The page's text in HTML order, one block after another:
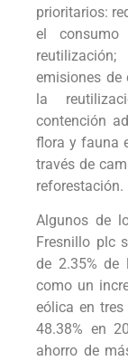
prioritarios:
el
emisiones de
la
contención
flora y fauna
través de
reforestación.
Algunos de
Fresnillo plc
de 2.35% de
como un
eólica en
48.38% en
ahorro de